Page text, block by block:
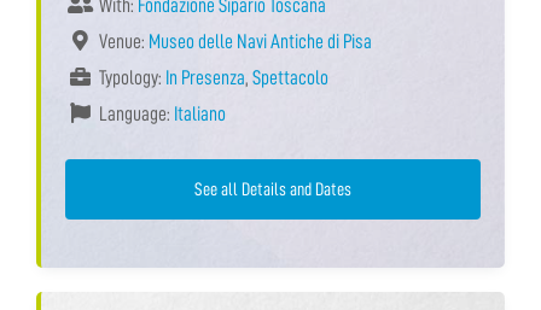
With: Fondazione Sipario Toscana
Venue: Museo delle Navi Antiche di Pisa
Typology: In Presenza, Spettacolo
Language: Italiano
See all Details and Dates